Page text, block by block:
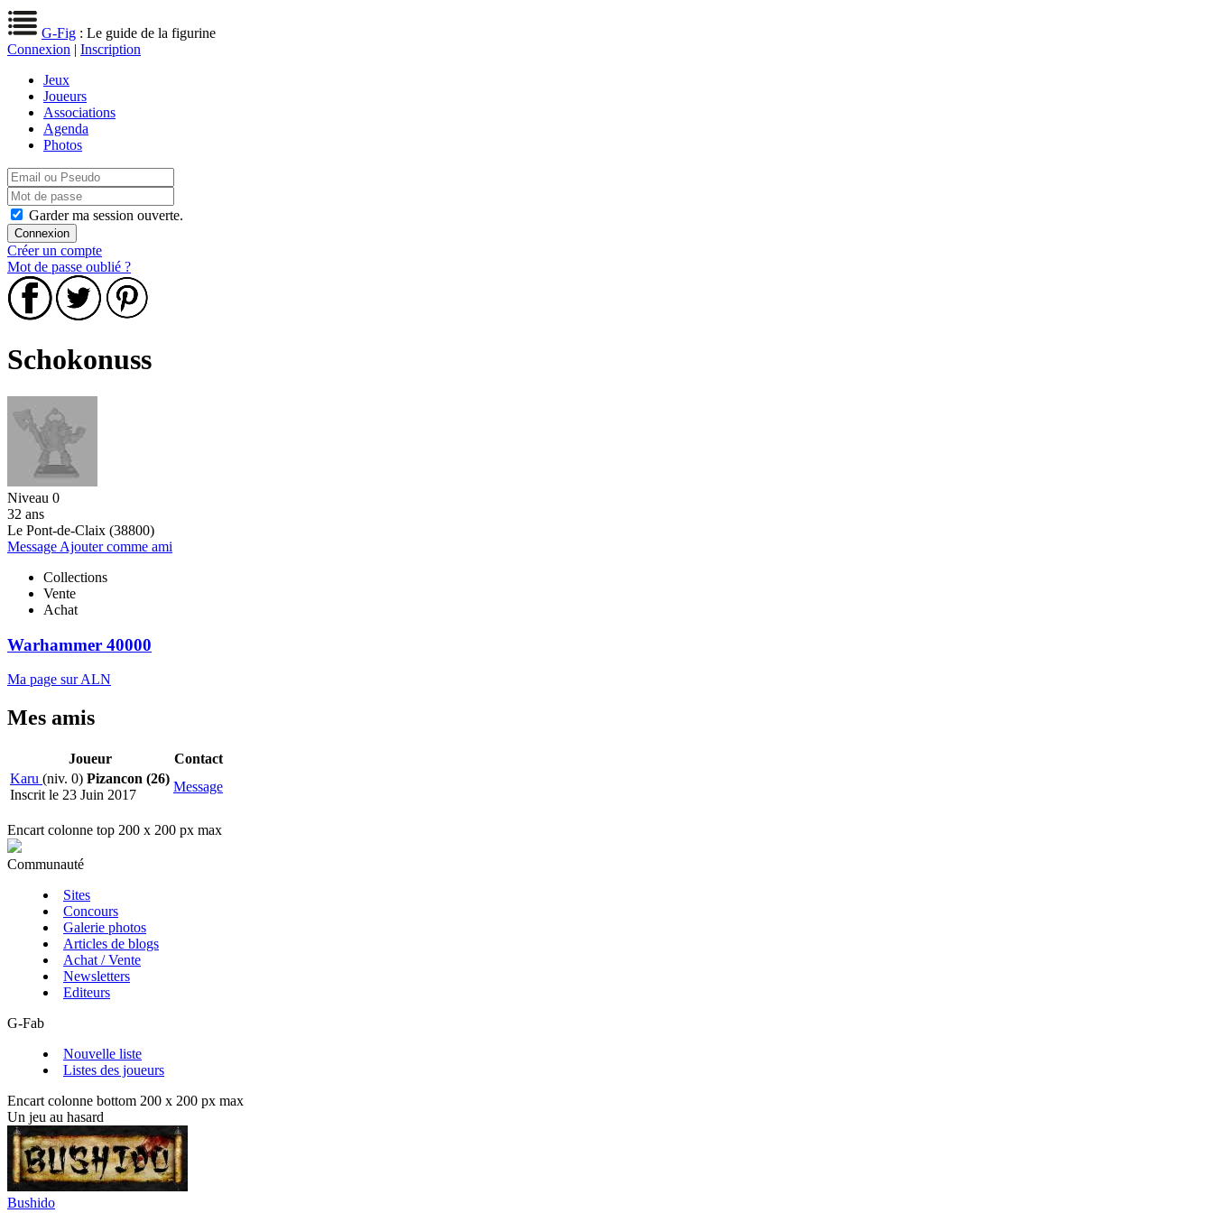
G-Fig : Le guide de la figurine
Connexion | Inscription
Jeux
Joueurs
Associations
Agenda
Photos
Garder ma session ouverte.
Créer un compte
Mot de passe oublié ?
Schokonuss
Niveau 0
32 ans
Le Pont-de-Claix (38800)
Message Ajouter comme ami
Collections
Vente
Achat
Warhammer 40000
Ma page sur ALN
Mes amis
Joueur
Contact
Karu (niv. 0) Pizancon (26)
Inscrit le 23 Juin 2017
Message
Encart colonne top 200 x 200 px max
Communauté
Sites
Concours
Galerie photos
Articles de blogs
Achat / Vente
Newsletters
Editeurs
G-Fab
Nouvelle liste
Listes des joueurs
Encart colonne bottom 200 x 200 px max
Un jeu au hasard
Bushido